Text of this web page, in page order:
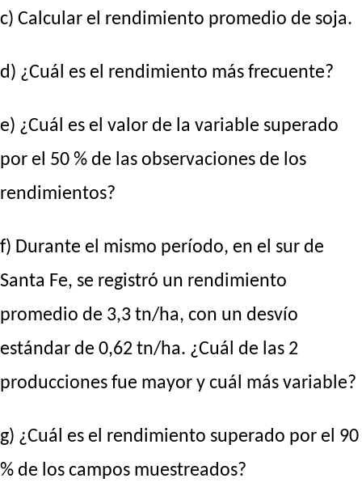
c) Calcular el rendimiento promedio de soja.
d) ¿Cuál es el rendimiento más frecuente?
e) ¿Cuál es el valor de la variable superado
por el 50 % de las observaciones de los
rendimientos?
f) Durante el mismo período, en el sur de
Santa Fe, se registró un rendimiento
promedio de 3,3 tn/ha, con un desvío
estándar de 0,62 tn/ha. ¿Cuál de las 2
producciones fue mayor y cuál más variable?
g) ¿Cuál es el rendimiento superado por el 90
% de los campos muestreados?